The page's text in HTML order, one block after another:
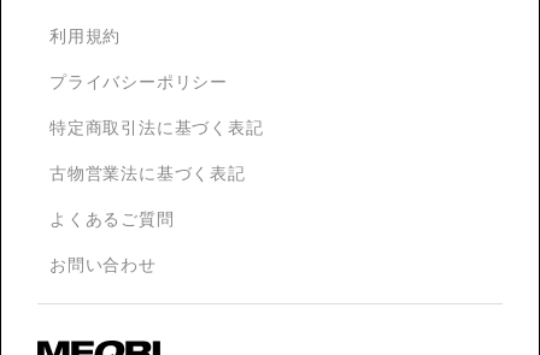
利用規約
プライバシーポリシー
特定商取引法に基づく表記
古物営業法に基づく表記
よくあるご質問
お問い合わせ